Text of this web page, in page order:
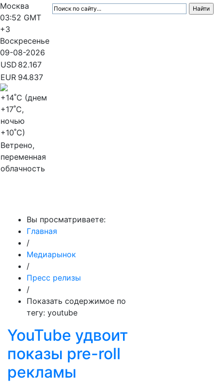
Москва
03:52 GMT
+3
Воскресенье
09-08-2026
USD 82.167
EUR 94.837
+14˚C (днем
+17˚C,
ночью
+10˚C)
Ветрено,
переменная
облачность
Вы просматриваете:
Главная
/
Медиарынок
/
Пресс релизы
/
Показать содержимое по
тегу: youtube
YouTube удвоит
показы pre-roll
рекламы